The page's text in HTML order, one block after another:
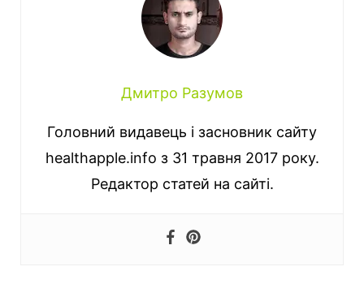
Дмитро Разумов
Головний видавець і засновник сайту
healthapple.info з 31 травня 2017 року.
Редактор статей на сайті.